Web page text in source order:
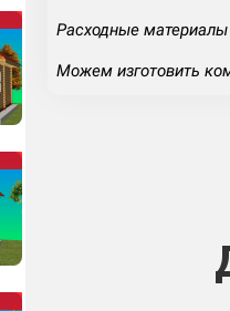
Расходные
Можем изготовить